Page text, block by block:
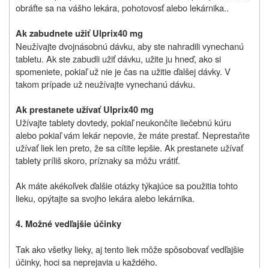
obráťte sa na vášho lekára, pohotovosť alebo lekárnika..
Ak zabudnete užiť Ulprix40 mg
Neužívajte dvojnásobnú dávku, aby ste nahradili vynechanú
tabletu. Ak ste zabudli užiť dávku, užite ju hneď, ako si
spomeniete, pokiaľ už nie je čas na užitie ďalšej dávky. V
takom prípade už neužívajte vynechanú dávku.
Ak prestanete užívať Ulprix40 mg
Užívajte tablety dovtedy, pokiaľ neukončíte liečebnú kúru
alebo pokiaľ vám lekár nepovie, že máte prestať. Neprestaňte
užívať liek len preto, že sa cítite lepšie. Ak prestanete užívať
tablety príliš skoro, príznaky sa môžu vrátiť.
Ak máte akékoľvek ďalšie otázky týkajúce sa použitia tohto
lieku, opýtajte sa svojho lekára alebo lekárnika.
4. Možné vedľajšie účinky
Tak ako všetky lieky, aj tento liek môže spôsobovať vedľajšie
účinky, hoci sa neprejavia u každého.